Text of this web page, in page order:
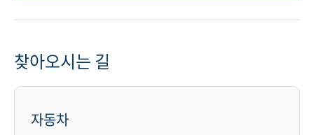
찾아오시는 길
자동차